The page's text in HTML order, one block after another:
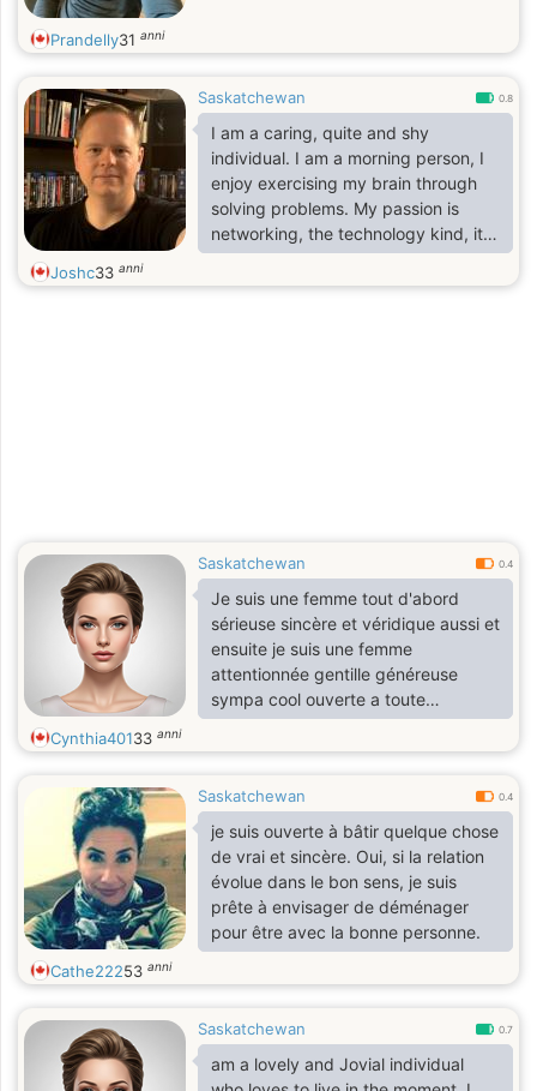
Prandelly31 anni
Saskatchewan 0.8
I am a caring, quite and shy
individual. I am a morning person, I
enjoy exercising my brain through
solving problems. My passion is
networking, the technology kind, it's
what I do personally and
professionally. I love to get outdoors
Joshc33 anni
Saskatchewan 0.4
Je suis une femme tout d'abord
sérieuse sincère et véridique aussi et
ensuite je suis une femme
attentionnée gentille généreuse
sympa cool ouverte a toute
discussion e surtout très
respectueuse
Cynthia40133 anni
Saskatchewan 0.4
je suis ouverte à bâtir quelque chose
de vrai et sincère. Oui, si la relation
évolue dans le bon sens, je suis
prête à envisager de déménager
pour être avec la bonne personne.
Cathe22253 anni
Saskatchewan 0.7
am a lovely and Jovial individual